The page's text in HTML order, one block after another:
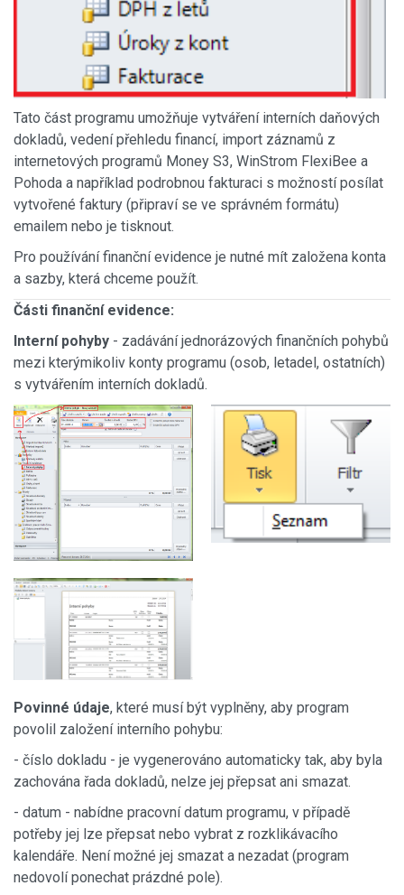
Tato část programu umožňuje vytváření interních daňových
dokladů, vedení přehledu financí, import záznamů z
internetových programů Money S3, WinStrom FlexiBee a
Pohoda a například podrobnou fakturaci s možností posílat
vytvořené faktury (připraví se ve správném formátu)
emailem nebo je tisknout.
Pro používání finanční evidence je nutné mít založena konta
a sazby, která chceme použít.
Části finanční evidence:
Interní pohyby - zadávání jednorázových finančních pohybů
mezi kterýmikoliv konty programu (osob, letadel, ostatních)
s vytvářením interních dokladů.
Povinné údaje, které musí být vyplněny, aby program
povolil založení interního pohybu:
- číslo dokladu - je vygenerováno automaticky tak, aby byla
zachována řada dokladů, nelze jej přepsat ani smazat.
- datum - nabídne pracovní datum programu, v případě
potřeby jej lze přepsat nebo vybrat z rozklikávacího
kalendáře. Není možné jej smazat a nezadat (program
nedovolí ponechat prázdné pole).